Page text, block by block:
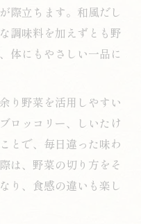
足する和食メニュ
エットと栄養補給
満足に変身
満腹感アップの工
さんで楽しむコツ
レンジレシピ紹介
だくさん和食とは
際立ちます。和風だし
調味料を加えずとも野
体にもやさしい一品に
り野菜を活用しやすい
ロッコリー、しいたけ
とで、毎日違った味わ
は、野菜の切り方をそ
り、食感の違いも楽し